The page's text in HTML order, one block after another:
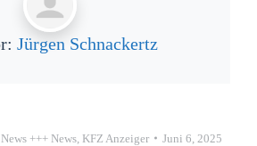
Jürgen Schnackertz
+++ News, KFZ Anzeiger Juni 6, 2025